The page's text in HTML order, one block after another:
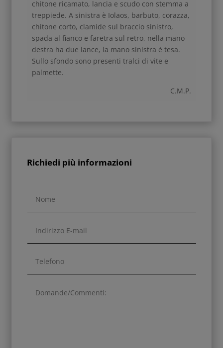
chitone ricamato, lancia e scudo con stemma a
treppiede. A sinistra è Iolaos, barbuto, corazza,
chitone corto, clamide sul braccio sinistro,
spada al fianco e faretra sul retro, nella mano
destra ha due lance, la mano sinistra è tesa.
Sullo sfondo sono presenti tralci di vite e
palmette.
C.M.P.
Richiedi più informazioni